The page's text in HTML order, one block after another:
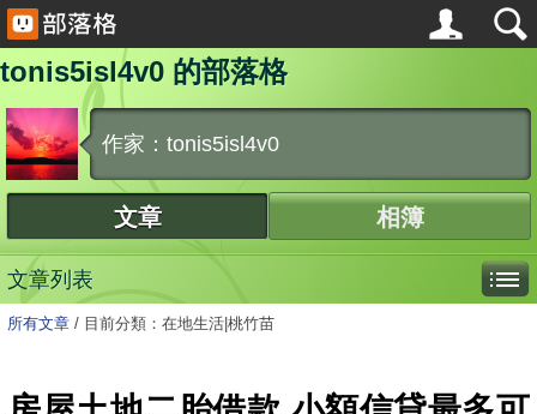
tonis5isl4v0 的部落格
作家：tonis5isl4v0
文章 相簿
文章列表
所有文章 / 目前分類：在地生活|桃竹苗